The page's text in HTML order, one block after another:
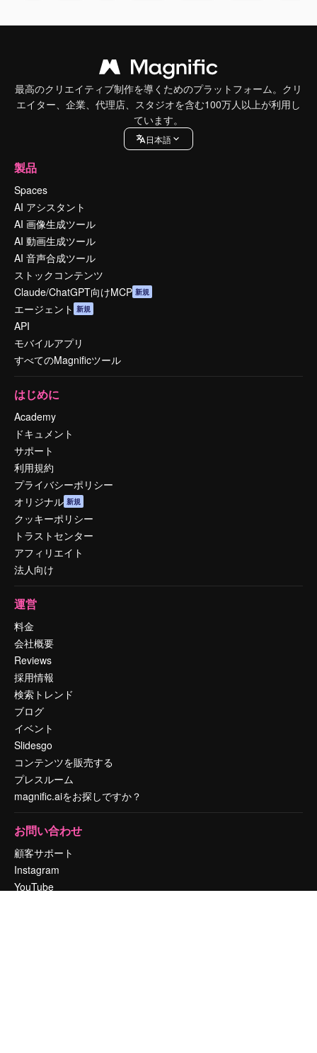
最高のクリエイティブ制作を導くためのプラットフォーム。クリ
エイター、企業、代理店、スタジオを含む100万人以上が利用し
ています。
日本語
製品
Spaces
AI アシスタント
AI 画像生成ツール
AI 動画生成ツール
AI 音声合成ツール
ストックコンテンツ
Claude/ChatGPT向けMCP 新規
エージェント 新規
API
モバイルアプリ
すべてのMagnificツール
はじめに
Academy
ドキュメント
サポート
利用規約
プライバシーポリシー
オリジナル 新規
クッキーポリシー
トラストセンター
アフィリエイト
法人向け
運営
料金
会社概要
Reviews
採用情報
検索トレンド
ブログ
イベント
Slidesgo
コンテンツを販売する
プレスルーム
magnific.aiをお探しですか？
お問い合わせ
顧客サポート
Instagram
YouTube